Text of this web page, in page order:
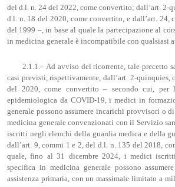
del d.l. n. 24 del 2022, come convertito; dall’art. 2-
d.l. n. 18 del 2020, come convertito, e dall’art. 24,
del 1999 –, in base al quale la partecipazione al
in medicina generale è incompatibile con qualsiasi
2.1.1.– Ad avviso del ricorrente, tale precetto
casi previsti, rispettivamente, dall’art. 2-quinquies,
del 2020, come convertito – secondo cui, per
epidemiologica da COVID-19, i medici in
generale possono assumere incarichi provvisori o
medicina generale convenzionati con il Servizio
iscritti negli elenchi della guardia medica e della
dall’art. 9, commi 1 e 2, del d.l. n. 135 del 2018,
quale, fino al 31 dicembre 2024, i medici
specifica in medicina generale possono
assistenza primaria, con un massimale limitato a